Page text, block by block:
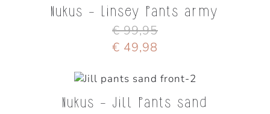
Nukus - Linsey Pants army
€ 99,95
€ 49,98
Nukus - Jill Pants sand